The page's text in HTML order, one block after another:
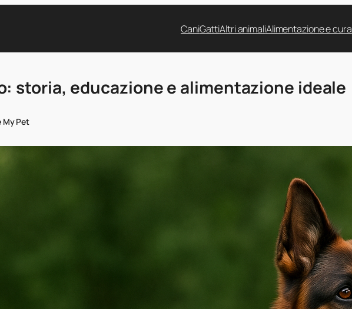
CaniGattiAltri animaliAlimentazione e cura
storia, educazione e alimentazione ideale
My Pet